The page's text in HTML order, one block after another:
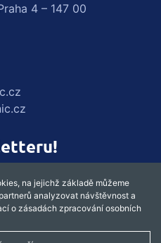
4 – 147 00
na jejichž základě můžeme
analyzovat návštěvnost a
o zásadách zpracování osobních